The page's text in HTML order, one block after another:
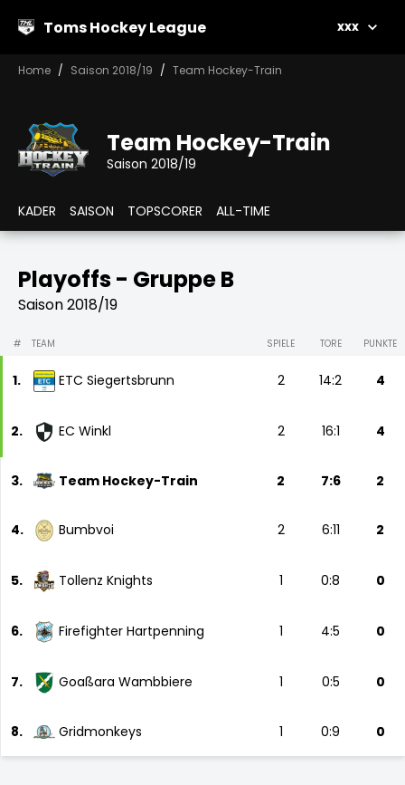
Toms Hockey League xxx
Home Saison 2018/19 Team Hockey-Train
Team Hockey-Train
Saison 2018/19
KADER SAISON TOPSCORER ALL-TIME
Playoffs - Gruppe B
Saison 2018/19
# TEAM SPIELE TORE PUNKTE
1. ETC Siegertsbrunn 2 14:2 4
2. EC Winkl 2 16:1 4
3. Team Hockey-Train 2 7:6 2
4. Bumbvoi 2 6:11 2
5. Tollenz Knights 1 0:8 0
6. Firefighter Hartpenning 1 4:5 0
7. Goaßara Wambbiere 1 0:5 0
8. Gridmonkeys 1 0:9 0